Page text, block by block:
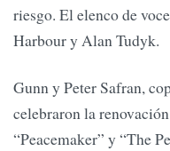
riesgo. El elenco de
Harbour y Alan Tudyk.
Gunn y Peter Safran,
celebraron la
“Peacemaker” y “The